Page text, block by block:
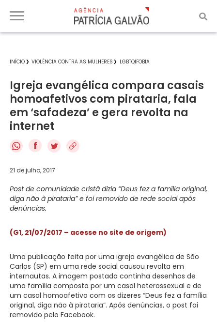
INÍCIO VIOLÊNCIA CONTRA AS MULHERES LGBTQIFOBIA
Igreja evangélica compara casais
homoafetivos com pirataria, fala
em ‘safadeza’ e gera revolta na
internet
f
21 de julho, 2017
Post de comunidade cristã dizia “Deus fez a família original,
diga não à pirataria” e foi removido de rede social após
denúncias.
(G1, 21/07/2017 – acesse no site de origem)
Uma publicação feita por uma igreja evangélica de São
Carlos (SP) em uma rede social causou revolta em
internautas. A imagem postada continha desenhos de
uma família composta por um casal heterossexual e de
um casal homoafetivo com os dizeres “Deus fez a família
original, diga não à pirataria”. Após denúncias, o post foi
removido pelo Facebook.